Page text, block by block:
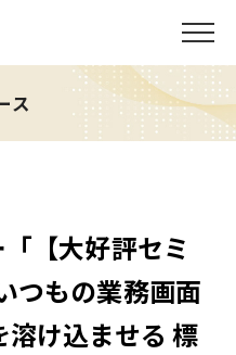
ス
【大好評セミ
つもの業務画面
け込ませる 標